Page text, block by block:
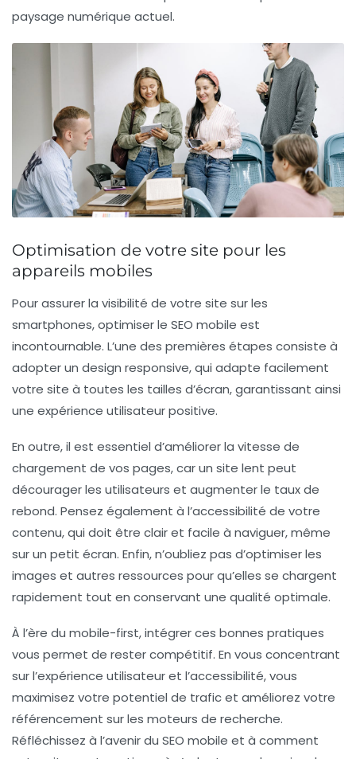
paysage numérique actuel.
Optimisation de votre site pour les
appareils mobiles
Pour assurer la visibilité de votre site sur les
smartphones,optimiser le SEO mobile est
incontournable. L’une des premières étapes consiste à
adopter un design responsive, qui adapte facilement
votre site à toutes les tailles d’écran, garantissant ainsi
une expérience utilisateur positive.
En outre, il est essentiel d’améliorer la vitesse de
chargement de vos pages, car un site lent peut
décourager les utilisateurs et augmenter le taux de
rebond. Pensez également à l’accessibilité de votre
contenu, qui doit être clair et facile à naviguer, même
sur un petit écran. Enfin, n’oubliez pas d’optimiser les
images et autres ressources pour qu’elles se chargent
rapidement tout en conservant une qualité optimale.
À l’ère du mobile-first, intégrer ces bonnes pratiques
vous permet de rester compétitif. En vous concentrant
sur l’expérience utilisateur et l’accessibilité, vous
maximisez votre potentiel de trafic et améliorez votre
référencement sur les moteurs de recherche.
Réfléchissez à l’avenir du SEO mobile et à comment